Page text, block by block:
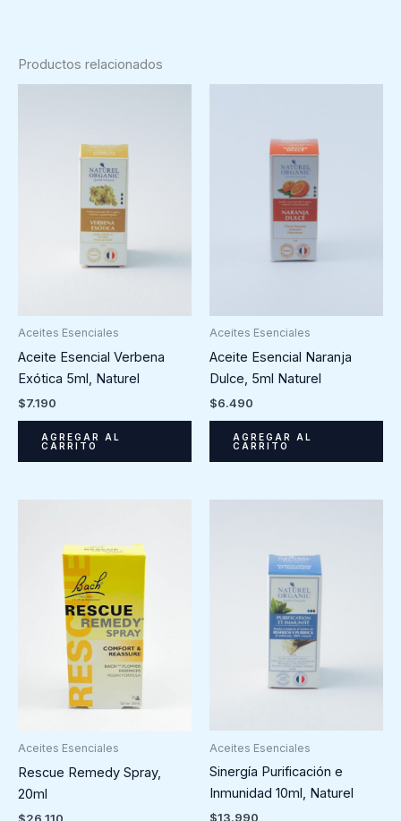
Productos relacionados
Aceites Esenciales
Aceite Esencial Verbena
Exótica 5ml, Naturel
$7.190
AGREGAR AL
CARRITO
Aceites Esenciales
Aceite Esencial Naranja
Dulce, 5ml Naturel
$6.490
AGREGAR AL
CARRITO
Aceites Esenciales
Rescue Remedy Spray,
20ml
Aceites Esenciales
Sinergía Purificación e
Inmunidad 10ml, Naturel
$13.990